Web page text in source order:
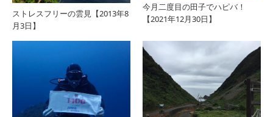
ストレスフリーの雲見【2013年8
月3日】
今月二度目の田子でハピバ！
【2021年12月30日】